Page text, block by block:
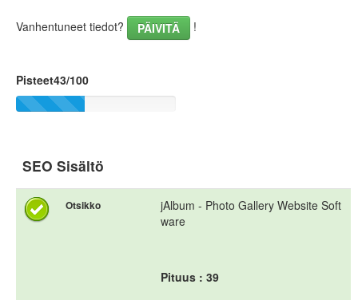
Vanhentuneet tiedot? PÄIVITÄ !
Pisteet43/100
SEO Sisältö
Otsikko
jAlbum - Photo Gallery Website Soft
ware
Pituus : 39